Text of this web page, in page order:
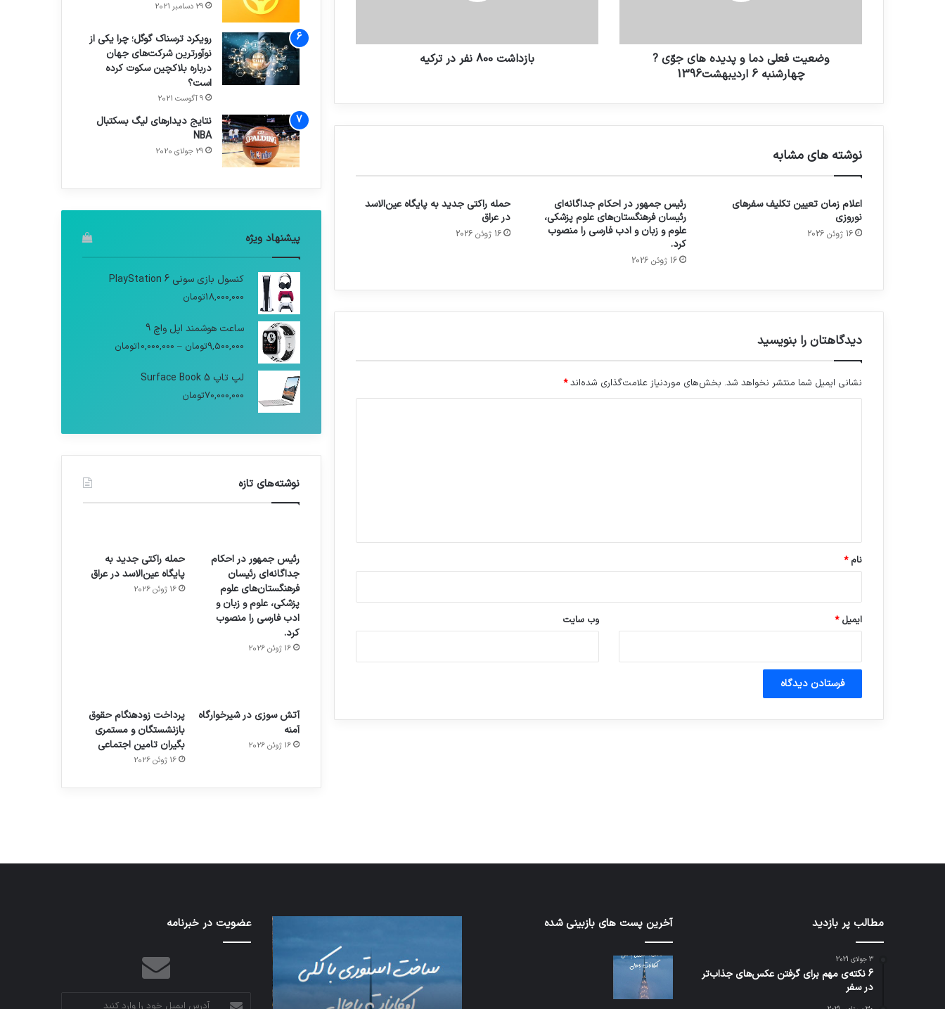
وضعیت فعلی دما و پدیده های جوّی ?
چهارشنبه 6 اردیبهشت1396
بازداشت 800 نفر در ترکیه
نوشته های مشابه
اعلام زمان تعیین تکلیف سفرهای
نوروزی
16 ژوئن 2026
رئیس جمهور در احکام جداگانه‌ای
رئیسان فرهنگستان‌های علوم پزشکی،
علوم و زبان و ادب فارسی را منصوب
کرد.
16 ژوئن 2026
حمله راکتی جدید به پایگاه عین‌الاسد
در عراق
16 ژوئن 2026
دیدگاهتان را بنویسید
نشانی ایمیل شما منتشر نخواهد شد. بخش‌های موردنیاز علامت‌گذاری شده‌اند*
نام*
ایمیل* وب‌ سایت
29 دسامبر 2021
رویکرد ترسناک گوگل؛ چرا یکی از
نوآورترین شرکت‌های جهان
درباره بلاکچین سکوت کرده
است؟
9 آگوست 2021
نتایج دیدار‌های لیگ بسکتبال
NBA
29 جولای 2020
پیشنهاد ویژه
کنسول بازی سونی PlayStation 6
18,000,000تومان
ساعت هوشمند اپل واچ 9
9,500,000تومان –
10,000,000تومان
لپ تاپ Surface Book 5
70,000,000تومان
نوشته‌های تازه
رئیس جمهور در احکام
جداگانه‌ای رئیسان
فرهنگستان‌های علوم
پزشکی، علوم و زبان و
ادب فارسی را منصوب
کرد.
16 ژوئن 2026
حمله راکتی جدید به
پایگاه عین‌الاسد در عراق
16 ژوئن 2026
آتش سوزی در شیرخوارگاه
آمنه
16 ژوئن 2026
پرداخت زودهنگام حقوق
بازنشستگان و مستمری
بگیران تامین اجتماعی
16 ژوئن 2026
هدفون های 2023
مطالب پر بازدید
3 جولای 2021
6 نکته‌ی مهم برای گرفتن عکس‌های جذاب‌تر
در سفر
آخرین پست های بازبینی شده
تدابیر
خواب
و
بیداری
در
شبکه
5G
می‌تواند
سقوط
هواپیما
عضویت در خبرنامه
آدرس